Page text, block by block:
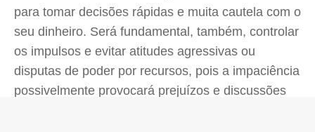
para tomar decisões rápidas e muita cautela com o
seu dinheiro. Será fundamental, também, controlar
os impulsos e evitar atitudes agressivas ou
disputas de poder por recursos, pois a impaciência
possivelmente provocará prejuízos e discussões